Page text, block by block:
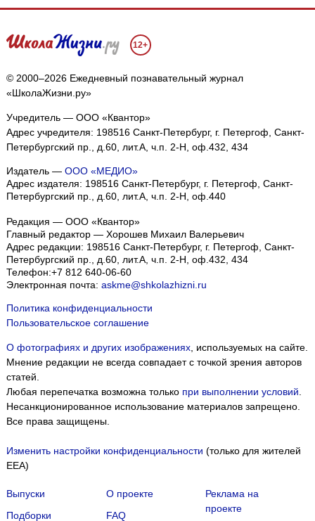
12+
© 2000–2026 Ежедневный познавательный журнал
«ШколаЖизни.ру»
Учредитель — ООО «Квантор»
Адрес учредителя: 198516 Санкт-Петербург, г. Петергоф, Санкт-
Петербургский пр., д.60, лит.А, ч.п. 2-Н, оф.432, 434
Издатель — ООО «МЕДИО»
Адрес издателя: 198516 Санкт-Петербург, г. Петергоф, Санкт-
Петербургский пр., д.60, лит.А, ч.п. 2-Н, оф.440
Редакция — ООО «Квантор»
Главный редактор — Хорошев Михаил Валерьевич
Адрес редакции: 198516 Санкт-Петербург, г. Петергоф, Санкт-
Петербургский пр., д.60, лит.А, ч.п. 2-Н, оф.432, 434
Телефон:+7 812 640-06-60
Электронная почта: askme@shkolazhizni.ru
Политика конфиденциальности
Пользовательское соглашение
О фотографиях и других изображениях, используемых на сайте.
Мнение редакции не всегда совпадает с точкой зрения авторов
статей.
Любая перепечатка возможна только при выполнении условий.
Несанкционированное использование материалов запрещено.
Все права защищены.
Изменить настройки конфиденциальности (только для жителей
EEA)
Выпуски
Подборки
О проекте
FAQ
Реклама на
проекте